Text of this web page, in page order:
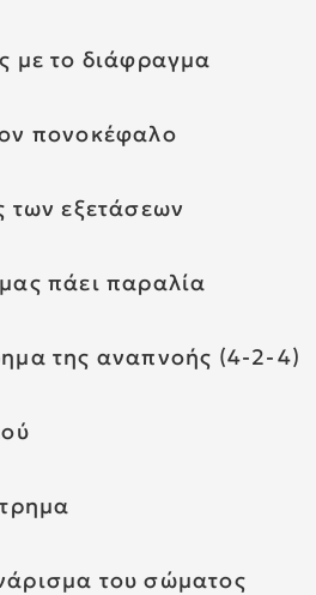
με το διάφραγμα
πονοκέφαλο
των εξετάσεων
πάει παραλία
της αναπνοής (4-2-4)
του σώματος